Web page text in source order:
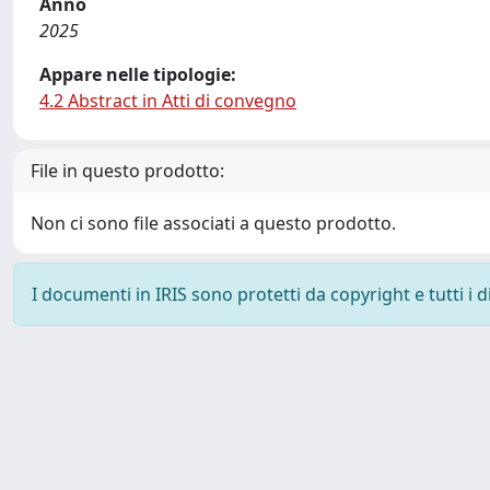
2025
Appare nelle tipologie:
4.2 Abstract in Atti di convegno
File in questo prodotto:
Non ci sono file associati a questo prodotto.
I documenti in IRIS sono protetti da copyright e tutti i